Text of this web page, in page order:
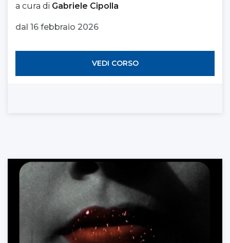
a cura di Gabriele Cipolla
dal 16 febbraio 2026
VEDI CORSO